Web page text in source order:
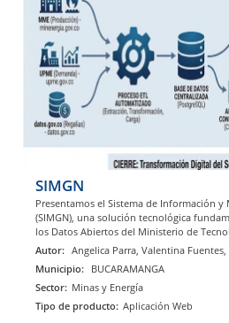
SIMGN
Presentamos el Sistema de Información
(SIMGN), una solución tecnológica
los Datos Abiertos del Ministerio de
Autor: Angelica Parra, Valentina
Municipio: BUCARAMANGA
Sector: Minas y Energía
Tipo de producto: Aplicación Web